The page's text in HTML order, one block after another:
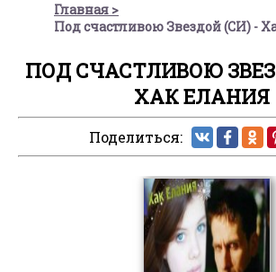
Главная
Под счастливою Звездой (СИ) -
ПОД СЧАСТЛИВОЮ
ХАК ЕЛАНИЯ
Поделиться: